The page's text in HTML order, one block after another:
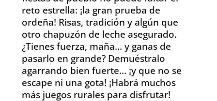
reto estrella: ¡la gran prueba de
ordeña! Risas, tradición y algún que
otro chapuzón de leche asegurado.
¿Tienes fuerza, maña… y ganas de
pasarlo en grande? Demuéstralo
agarrando bien fuerte… ¡y que no se
escape ni una gota! ¡Habrá muchos
más juegos rurales para disfrutar!